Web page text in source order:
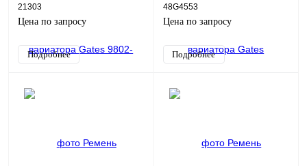
21303
Цена по запросу
Подробнее
48G4553
Цена по запросу
Подробнее